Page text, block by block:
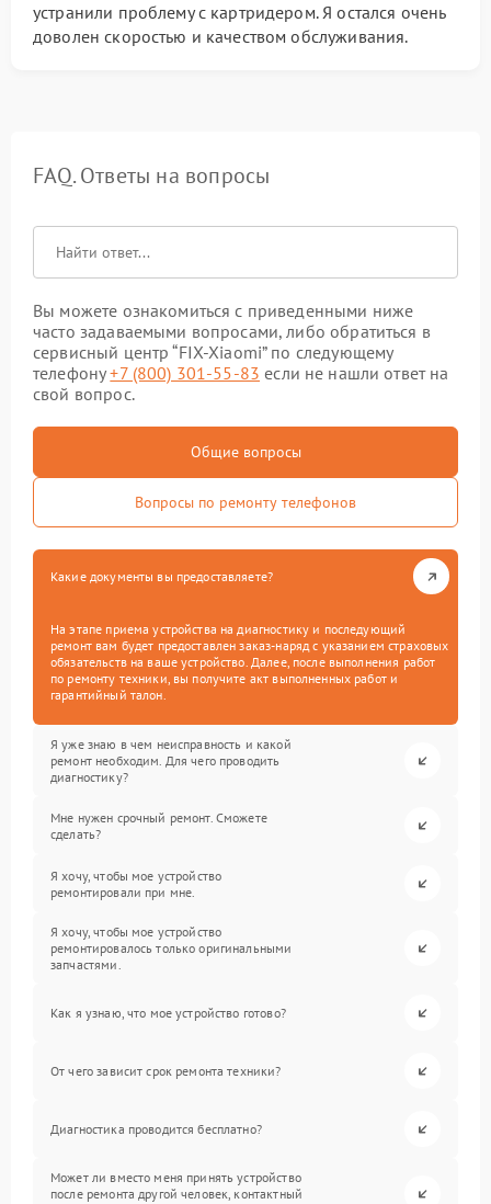
устранили проблему с картридером. Я остался очень
доволен скоростью и качеством обслуживания.
FAQ. Ответы на вопросы
Вы можете ознакомиться с приведенными ниже
часто задаваемыми вопросами, либо обратиться в
сервисный центр “FIX-Xiaomi” по следующему
телефону+7 (800) 301-55-83 если не нашли ответ на
свой вопрос.
Общие вопросы
Вопросы по ремонту телефонов
Какие документы вы предоставляете?
На этапе приема устройства на диагностику и последующий
ремонт вам будет предоставлен заказ-наряд с указанием страховых
обязательств на ваше устройство. Далее, после выполнения работ
по ремонту техники, вы получите акт выполненных работ и
гарантийный талон.
Я уже знаю в чем неисправность и какой
ремонт необходим. Для чего проводить
диагностику?
Мне нужен срочный ремонт. Сможете
сделать?
Я хочу, чтобы мое устройство
ремонтировали при мне.
Я хочу, чтобы мое устройство
ремонтировалось только оригинальными
запчастями.
Как я узнаю, что мое устройство готово?
От чего зависит срок ремонта техники?
Диагностика проводится бесплатно?
Может ли вместо меня принять устройство
после ремонта другой человек, контактный